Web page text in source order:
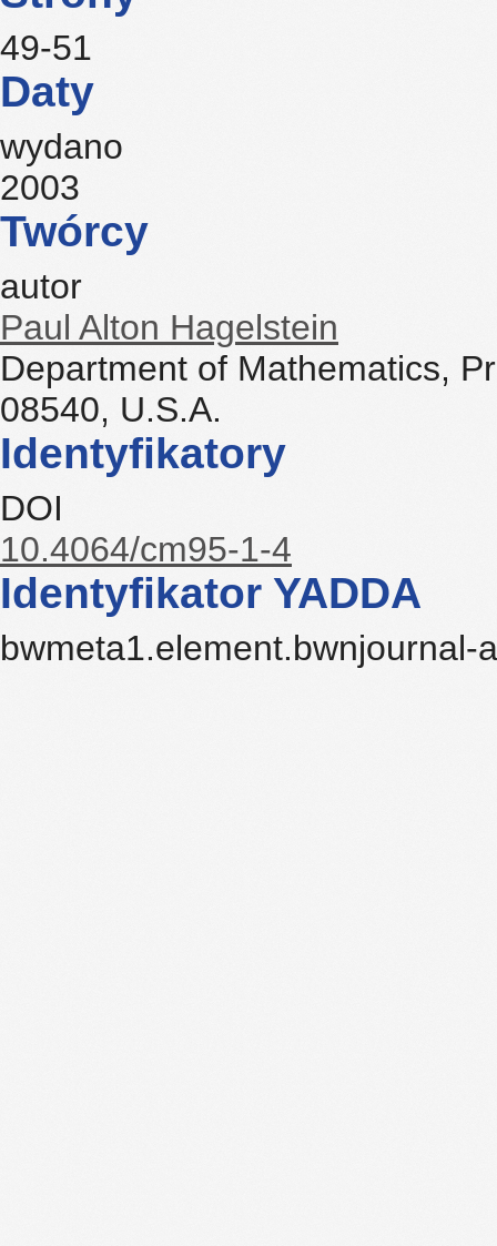
49-51
Daty
wydano
2003
Twórcy
autor
Paul Alton Hagelstein
Department of Mathematics,
08540, U.S.A.
Identyfikatory
DOI
10.4064/cm95-1-4
Identyfikator YADDA